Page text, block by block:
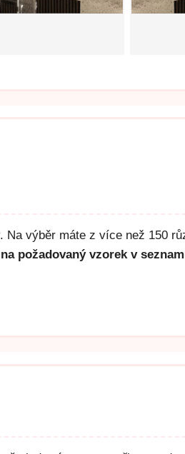
. Na výběr máte z více než 150
požadovaný vzorek v